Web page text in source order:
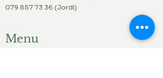
079 857 73 36 (Jordi)
Menu